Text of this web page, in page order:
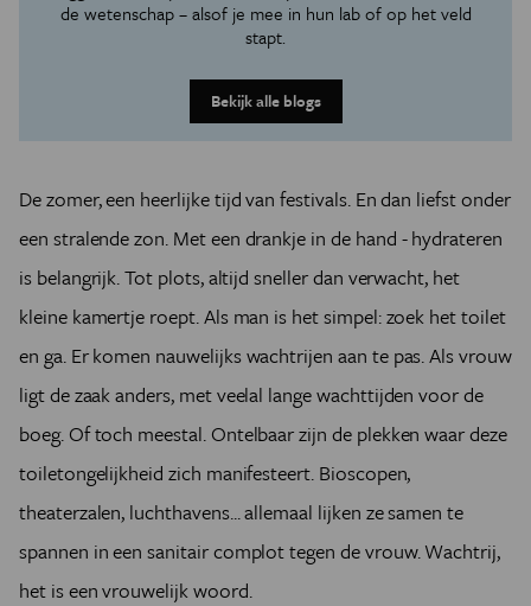
de wetenschap – alsof je mee in hun lab of op het veld
stapt.
Bekijk alle blogs
De zomer, een heerlijke tijd van festivals. En dan liefst onder
een stralende zon. Met een drankje in de hand - hydrateren
is belangrijk. Tot plots, altijd sneller dan verwacht, het
kleine kamertje roept. Als man is het simpel: zoek het toilet
en ga. Er komen nauwelijks wachtrijen aan te pas. Als vrouw
ligt de zaak anders, met veelal lange wachttijden voor de
boeg. Of toch meestal. Ontelbaar zijn de plekken waar deze
toiletongelijkheid zich manifesteert. Bioscopen,
theaterzalen, luchthavens... allemaal lijken ze samen te
spannen in een sanitair complot tegen de vrouw. Wachtrij,
het is een vrouwelijk woord.